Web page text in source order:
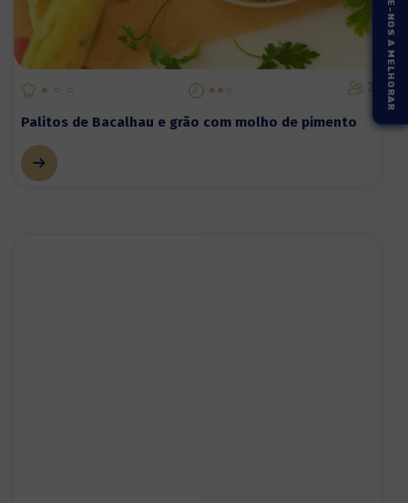
2
Palitos de Bacalhau e grão com molho de pimento
AJUDE-NOS A MELHORAR